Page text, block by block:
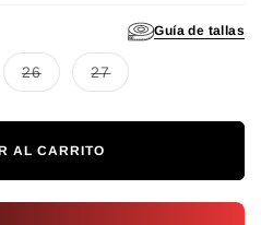
Guía de tallas
no disponible
26
Variante agotada o no
27
Variante agotada o no
AL CARRITO